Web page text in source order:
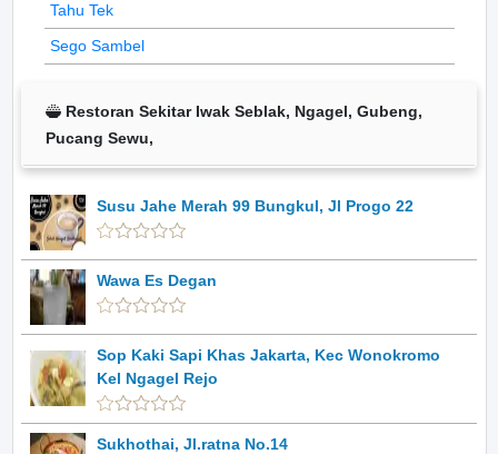
Tahu Tek
Sego Sambel
Restoran Sekitar Iwak Seblak, Ngagel, Gubeng,
Pucang Sewu,
Susu Jahe Merah 99 Bungkul, Jl Progo 22
Wawa Es Degan
Sop Kaki Sapi Khas Jakarta, Kec Wonokromo
Kel Ngagel Rejo
Sukhothai, Jl.ratna No.14